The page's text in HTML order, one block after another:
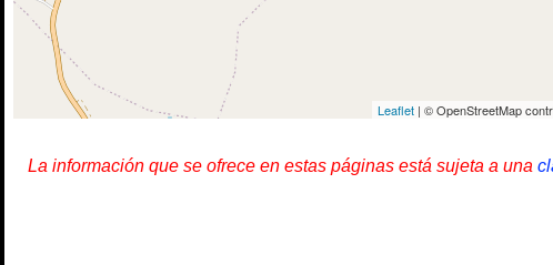
Leaflet | © OpenStreetMap
La información que se ofrece en estas páginas está sujeta a una